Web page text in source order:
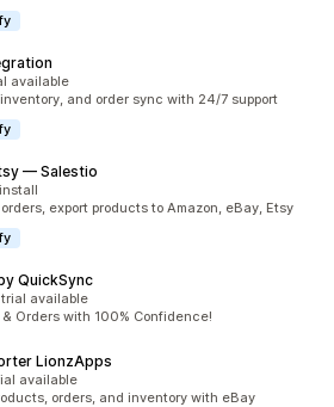
available
and order sync with 24/7 support
— Salestio
export products to Amazon, eBay, Etsy
QuickSync
trial available
Orders with 100% Confidence!
LionzApps
available
orders, and inventory with eBay